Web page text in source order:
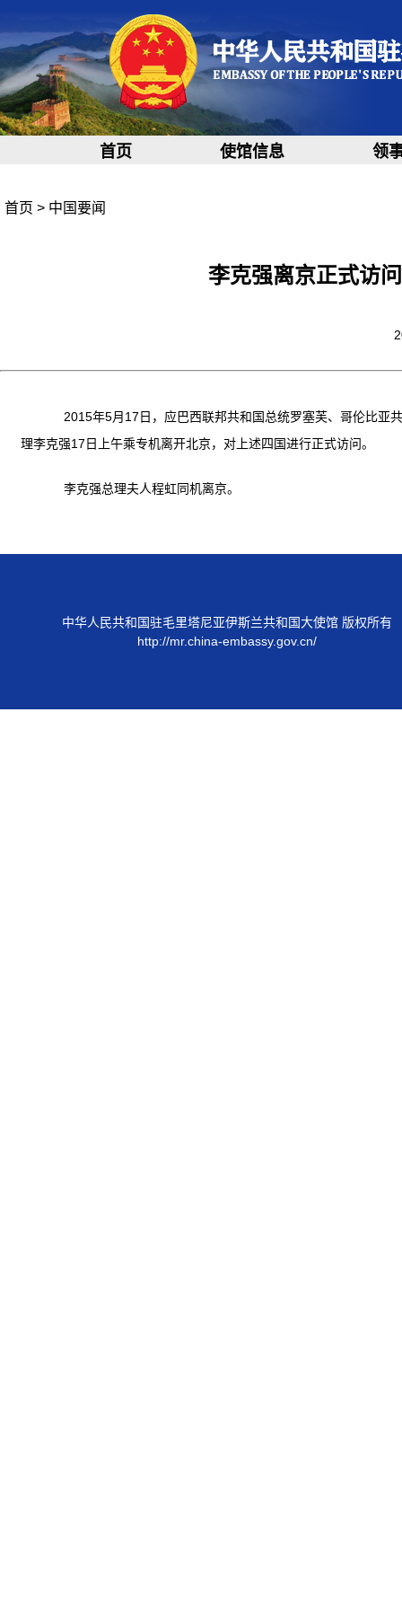
首页 使馆信息 领
首页 > 中国要闻
李克强离京正式访
2015年5月17日，应巴西联邦共和国总统罗塞芙、哥伦比亚
理李克强17日上午乘专机离开北京，对上述四国进行正式访问。
李克强总理夫人程虹同机离京。
中华人民共和国驻毛里塔尼亚伊斯兰共和国大使馆 版权所有
http://mr.china-embassy.gov.cn/